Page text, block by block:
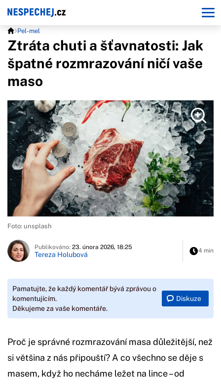
Pel-mel
Ztráta chuti a šťavnatosti: Jak
špatné rozmrazování ničí vaše
maso
Foto: unsplash
Publikováno: 23. února 2026, 18:25
Tereza Holubová 4 min
Pamatujte, že každý komentář bývá zprávou o
komentujícím.
Děkujeme za vaše komentáře.
Diskuze
Proč je správné rozmrazování masa důležitější, než
si většina z nás připouští? A co všechno se děje s
masem, když ho necháme ležet na lince – od